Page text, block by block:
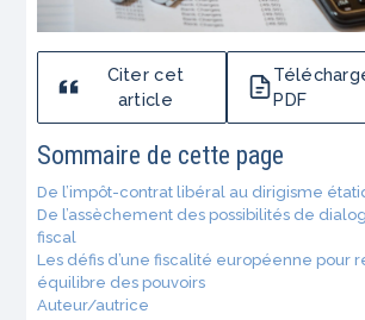
Citer cet
article
PDF
Sommaire de cette page
De l’impôt-contrat libéral au dirigisme
De l’assèchement des possibilités de
fiscal
Les défis d’une fiscalité européenne pour
équilibre des pouvoirs
Auteur/autrice